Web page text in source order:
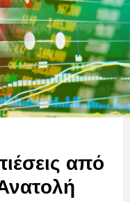
από